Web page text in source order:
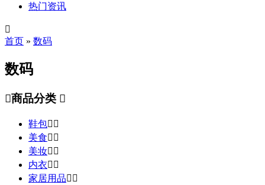
热门资讯

首页 » 数码
数码
商品分类 
鞋包 
美食 
美妆 
内衣 
家居用品 